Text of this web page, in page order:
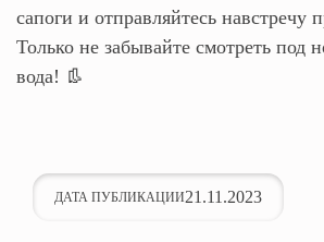
сапоги и отправляйтесь навстречу
Только не забывайте смотреть под
вода! 👢
ДАТА ПУБЛИКАЦИИ21.11.2023